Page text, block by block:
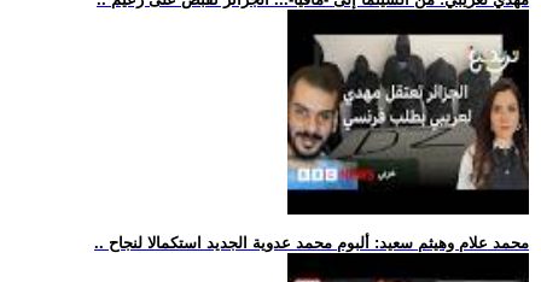
.. محمد علام وهيثم سعيد: ألبوم محمد عدوية الجديد استكمالا لنجاح